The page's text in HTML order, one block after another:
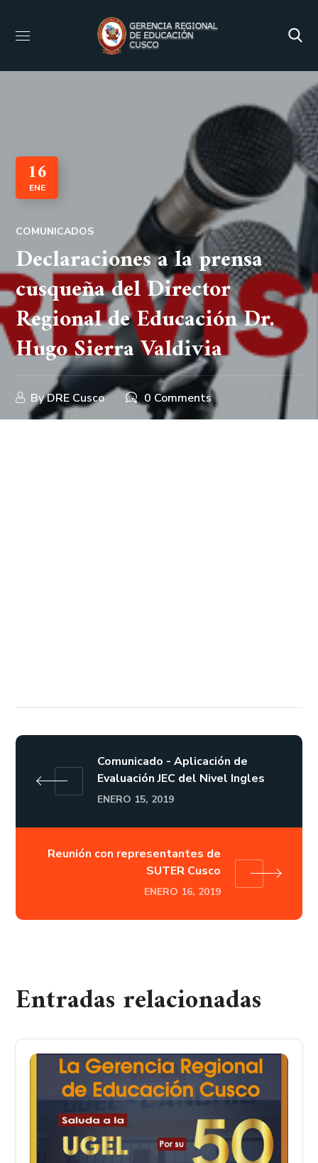
16
ENE
COMUNICADOS
Declaraciones a la prensa
cusqueña del Director
Regional de Educación Dr.
Hugo Sierra Valdivia
ByDRE Cusco 0 Comments
Comunicado - Aplicación de
Evaluación JEC del Nivel Ingles
ENERO 15, 2019
Reunión con representantes de
SUTER Cusco
ENERO 16, 2019
Entradas relacionadas